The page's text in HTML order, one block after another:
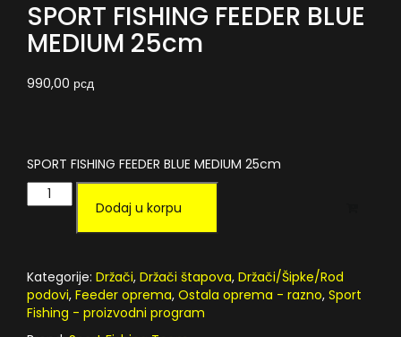
SPORT FISHING FEEDER BLUE
MEDIUM 25cm
990,00 рсд
SPORT FISHING FEEDER BLUE MEDIUM 25cm
SPORT
FISHING
25cm
količina
Dodaj u korpu
Kategorije: Držači, Držači štapova, Držači/Šipke/Rod
podovi, Feeder oprema, Ostala oprema - razno, Sport
Fishing - proizvodni program